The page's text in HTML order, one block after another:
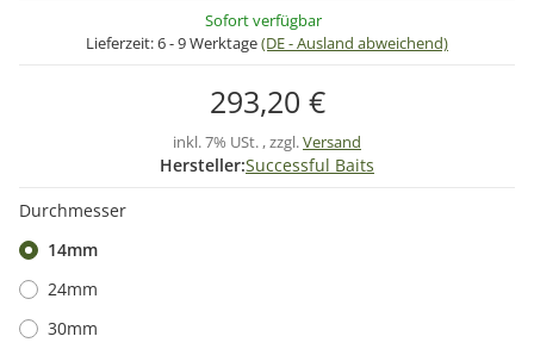
Sofort verfügbar
Lieferzeit:6 - 9 Werktage(DE - Ausland abweichend)
293,20 €
inkl. 7% USt. , zzgl.Versand
Hersteller:Successful Baits
Durchmesser
14mm
24mm
30mm